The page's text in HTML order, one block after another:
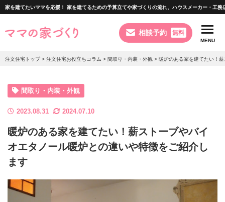
家を建てたいママを応援！ 家を建てるための予算立てや家づくりの流れ、ハウスメーカー・工務
相談予約 無料
MENU
注文住宅のポイント
家づくりの流れ
お客様の相談実例
注文住宅トップ > 注文住宅お役立ちコラム > 間取り・内装・外観 > 暖炉のある家を建てたい！
間取り・内装・外観
2023.08.31 2024.07.10
暖炉のある家を建てたい！薪ストーブやバイ
オエタノール暖炉との違いや特徴をご紹介し
ます